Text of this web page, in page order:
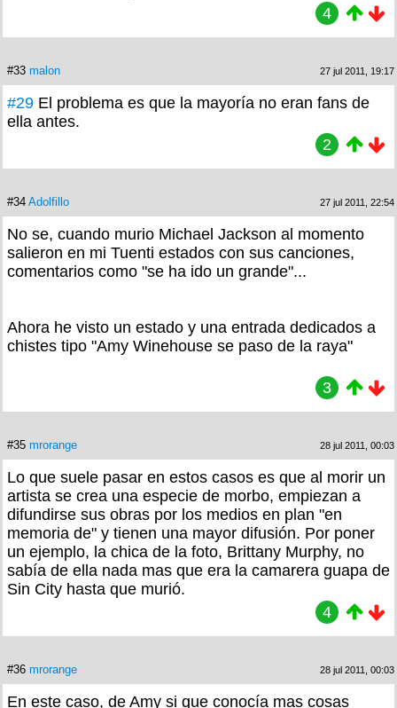
4
#33 malon 27 jul 2011, 19:17
#29 El problema es que la mayoría no eran fans de
ella antes.
2
#34 Adolfillo 27 jul 2011, 22:54
No se, cuando murio Michael Jackson al momento
salieron en mi Tuenti estados con sus canciones,
comentarios como "se ha ido un grande"...
Ahora he visto un estado y una entrada dedicados a
chistes tipo "Amy Winehouse se paso de la raya"
3
#35 mrorange 28 jul 2011, 00:03
Lo que suele pasar en estos casos es que al morir un
artista se crea una especie de morbo, empiezan a
difundirse sus obras por los medios en plan "en
memoria de" y tienen una mayor difusión. Por poner
un ejemplo, la chica de la foto, Brittany Murphy, no
sabía de ella nada mas que era la camarera guapa de
Sin City hasta que murió.
4
#36 mrorange 28 jul 2011, 00:03
En este caso, de Amy si que conocía mas cosas